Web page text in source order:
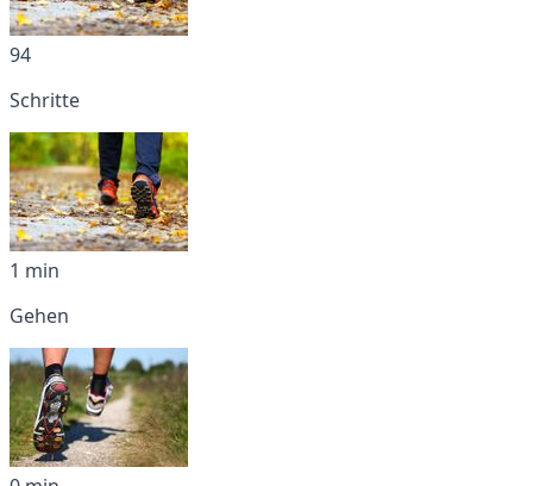
94
Schritte
1 min
Gehen